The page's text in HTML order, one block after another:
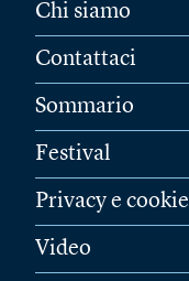
Chi siamo
Contattaci
Sommario
Festival
Privacy e cookie
Video